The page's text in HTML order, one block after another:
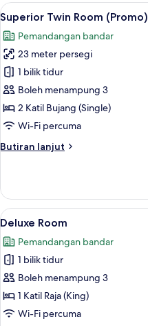
Lihat
semua
foto
untuk
Superior
Twin
Room
(Promo)
4
Superior Twin Room (Promo)
Pemandangan bandar
23 meter persegi
1 bilik tidur
Boleh menampung 3
2 Katil Bujang (Single)
Wi-Fi percuma
Butiran lanjut
Butiran
Twin
Room
(Promo)
Lihat
semua
foto
untuk
Deluxe
Room
1
Deluxe Room
Pemandangan bandar
1 bilik tidur
Boleh menampung 3
1 Katil Raja (King)
Wi-Fi percuma